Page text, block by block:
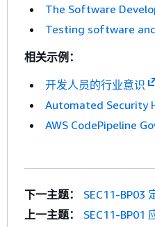
The Software
Testing software
相关示例：
开发人员的行业意识
Automated Security
AWS CodePipeline
下一主题：
SEC11-BP03
上一主题：
SEC11-BP01